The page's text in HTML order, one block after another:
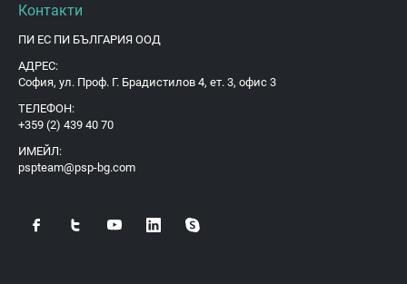
Контакти
ПИ ЕС ПИ БЪЛГАРИЯ ООД
АДРЕС:
София, ул. Проф. Г. Брадистилов 4, ет. 3, офис 3
ТЕЛЕФОН:
+359 (2) 439 40 70
ИМЕЙЛ:
pspteam@psp-bg.com